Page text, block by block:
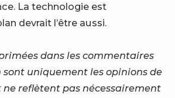
La technologie est
devrait l’être aussi.
dans les commentaires
sont uniquement les opinions de
reflètent pas nécessairement